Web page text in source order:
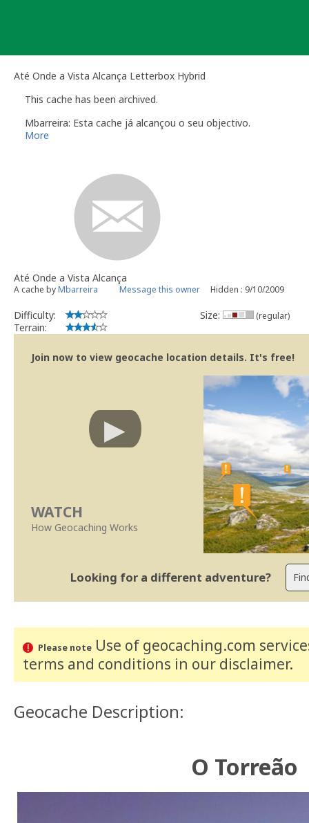
Até Onde a Vista Alcança Letterbox Hybrid
This cache has been archived.
Mbarreira: Esta cache já alcançou o seu objectivo.
More
Até Onde a Vista Alcança
A cache byMbarreira Message this owner Hidden : 9/10/2009
Difficulty:
Terrain:
Size: (regular)
Join now to view geocache location details. It's free!
WATCH
How Geocaching Works
Looking for a different adventure?
Please noteUse of geocaching.com
terms and conditions in our disclaimer.
Geocache Description:
O Torreão